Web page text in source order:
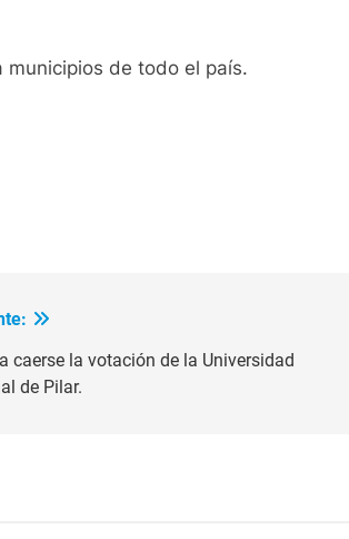
de todo el país.
caerse la votación de la Universidad
de Pilar.